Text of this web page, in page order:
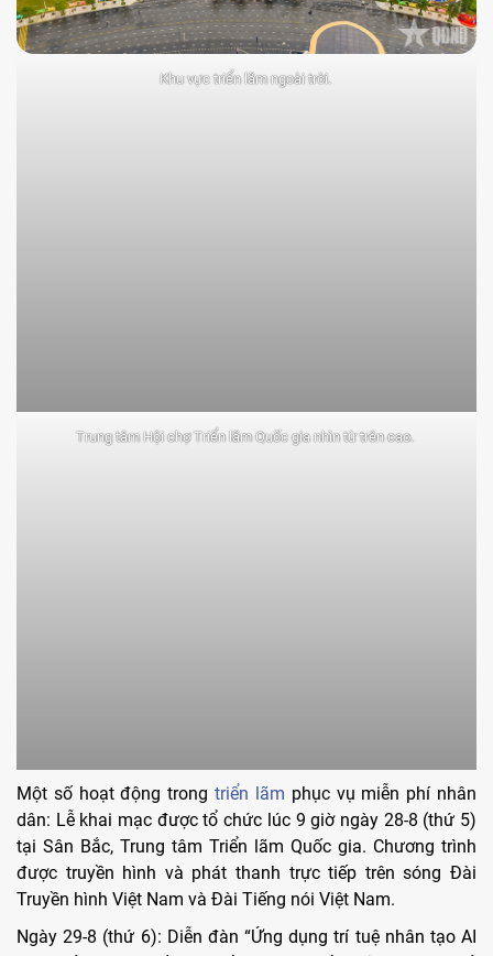
Khu vực triển lãm ngoài trời.
Trung tâm Hội chợ Triển lãm Quốc gia nhìn từ trên cao.
Một số hoạt động trongtriển lãm phục vụ miễn phí nhân
dân: Lễ khai mạc được tổ chức lúc 9 giờ ngày 28-8 (thứ 5)
tại Sân Bắc, Trung tâm Triển lãm Quốc gia. Chương trình
được truyền hình và phát thanh trực tiếp trên sóng Đài
Truyền hình Việt Nam và Đài Tiếng nói Việt Nam.
Ngày 29-8 (thứ 6): Diễn đàn “Ứng dụng trí tuệ nhân tạo AI